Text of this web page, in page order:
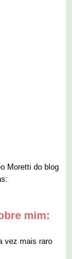
Moretti do blog
mim:
vez mais raro